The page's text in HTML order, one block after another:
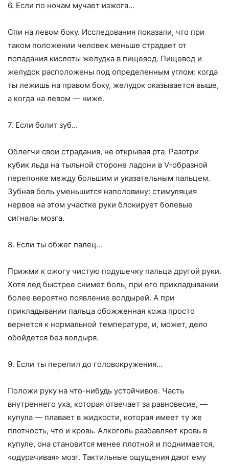
6. Если по ночам мучает изжога…
Спи на левом боку. Исследования показали, что при
таком положении человек меньше страдает от
попадания кислоты желудка в пищевод. Пищевод и
желудок расположены под определенным углом: когда
ты лежишь на правом боку, желудок оказывается выше,
а когда на левом — ниже.
7. Если болит зуб…
Облегчи свои страдания, не открывая рта. Разотри
кубик льда на тыльной стороне ладони в V-образной
перепонке между большим и указательным пальцем.
Зубная боль уменьшится наполовину: стимуляция
нервов на этом участке руки блокирует болевые
сигналы мозга.
8. Если ты обжег палец…
Прижми к ожогу чистую подушечку пальца другой руки.
Хотя лед быстрее снимет боль, при его прикладывании
более вероятно появление волдырей. А при
прикладывании пальца обожженная кожа просто
вернется к нормальной температуре, и, может, дело
обойдется без волдыря.
9. Если ты перепил до головокружения…
Положи руку на что-нибудь устойчивое. Часть
внутреннего уха, которая отвечает за равновесие, —
купула — плавает в жидкости, которая имеет ту же
плотность, что и кровь. Алкоголь разбавляет кровь в
купуле, она становится менее плотной и поднимается,
«одурачивая» мозг. Тактильные ощущения дают ему